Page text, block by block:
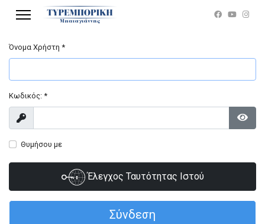
Όνομα Χρήστη *
Κωδικός: *
Προβολή
Θυμήσου με
Έλεγχος Ταυτότητας Ιστού
Σύνδεση